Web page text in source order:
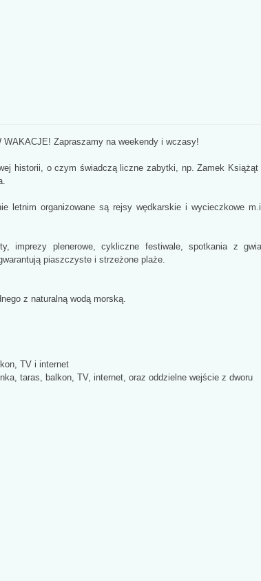
Zapraszamy na weekendy i wczasy!
historii, o czym świadczą liczne zabytki, np. Zamek
letnim organizowane są rejsy wędkarskie i wycieczkowe
imprezy plenerowe, cykliczne festiwale, spotkania z
piaszczyste i strzeżone plaże.
z naturalną wodą morską.
TV i internet
taras, balkon, TV, internet, oraz oddzielne wejście z dworu